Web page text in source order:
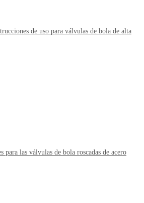
de uso para válvulas de bola de alta
para las válvulas de bola roscadas de acero